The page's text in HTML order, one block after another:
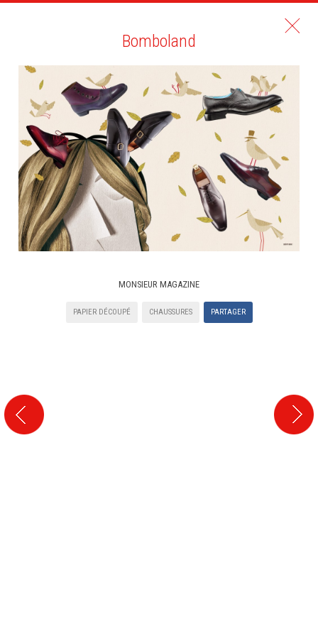
Bomboland
MONSIEUR MAGAZINE
PAPIER DÉCOUPÉ CHAUSSURES PARTAGER